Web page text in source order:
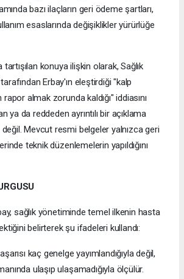
bazı ilaçların geri ödeme şartları,
esaslarında değişiklikler yürürlüğe
konuya ilişkin olarak, Sağlık
tarafından Erbay'ın eleştirdiği "kalp
rapor almak zorunda kaldığı" iddiasını
ya da reddeden ayrıntılı bir açıklama
değil. Mevcut resmi belgeler yalnızca geri
teknik düzenlemelerin yapıldığını
sağlık yönetiminde temel ilkenin hasta
belirterek şu ifadeleri kullandı:
kaç genelge yayımlandığıyla değil,
ulaşıp ulaşamadığıyla ölçülür.